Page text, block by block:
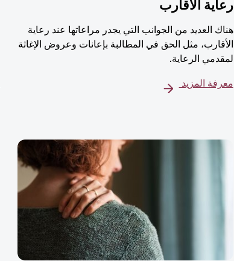
رعاية الأقارب
هناك العديد من الجوانب التي يجدر مراعاتها عند رعاية
الأقارب، مثل الحق في المطالبة بإعانات وعروض الإغاثة
لمقدمي الرعاية.
معرفة المزيد